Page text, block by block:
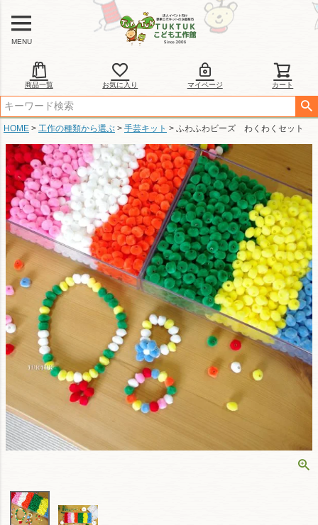
MENU
商品一覧 お気に入り マイページ カート
HOME 工作の種類から選ぶ 手芸キット ふわふわビーズ わくわくセット